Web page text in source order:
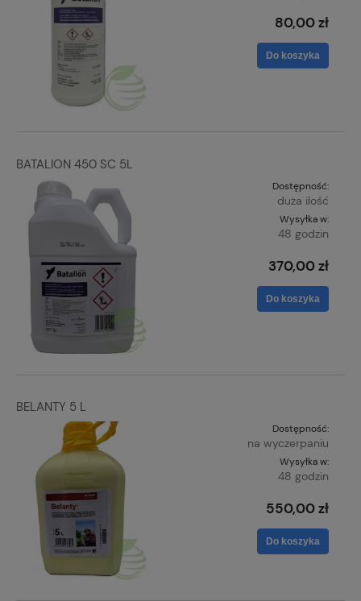
80,00 zł
Do koszyka
BATALION 450 SC 5L
Dostępność:
duża ilość
Wysyłka w:
48 godzin
370,00 zł
Do koszyka
BELANTY 5 L
Dostępność:
na wyczerpaniu
Wysyłka w:
48 godzin
550,00 zł
Do koszyka